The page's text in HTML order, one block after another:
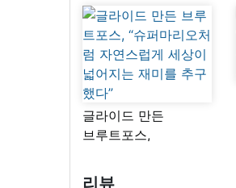
글라이드 만든
브루트포스,
자연스럽게 세상이
리뷰